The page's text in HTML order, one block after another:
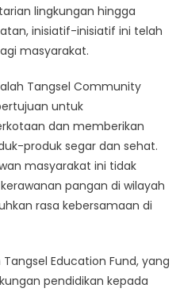
Membuat
Gelombang
lingkungan hingga
inisiatif-inisiatif ini telah
masyarakat.
Tangsel Community
untuk
dan memberikan
produk segar dan sehat.
masyarakat ini tidak
pangan di wilayah
rasa kebersamaan di
Education Fund, yang
pendidikan kepada